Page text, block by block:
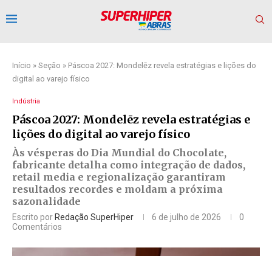
Início » Seção » Páscoa 2027: Mondelēz revela estratégias e lições do
digital ao varejo físico
Indústria
Páscoa 2027: Mondelēz revela estratégias e
lições do digital ao varejo físico
Às vésperas do Dia Mundial do Chocolate,
fabricante detalha como integração de dados,
retail media e regionalização garantiram
resultados recordes e moldam a próxima
sazonalidade
Escrito porRedação SuperHiper 6 de julho de 2026
0
Comentários